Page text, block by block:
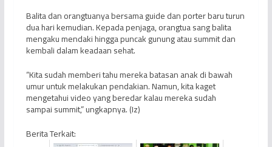
Balita dan orangtuanya bersama guide dan porter baru turun
dua hari kemudian. Kepada penjaga, orangtua sang balita
mengaku mendaki hingga puncak gunung atau summit dan
kembali dalam keadaan sehat.
“Kita sudah memberi tahu mereka batasan anak di bawah
umur untuk melakukan pendakian. Namun, kita kaget
mengetahui video yang beredar kalau mereka sudah
sampai summit,” ungkapnya. (Iz)
Berita Terkait: